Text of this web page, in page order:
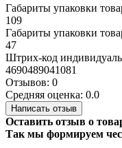
Габариты упаковки
109
Габариты упаковки
47
Штрих-код
4690489041081
Отзывов: 0
Средняя оценка: 0.0
Написать отзыв
Оставить отзыв о
Так мы формируем